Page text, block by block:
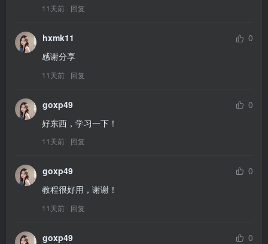
11天前 回复
hxmk11
0
感谢分享
11天前 回复
goxp49
0
好东西，学习一下！
11天前 回复
goxp49
0
教程很好用，谢谢！
11天前 回复
goxp49
0